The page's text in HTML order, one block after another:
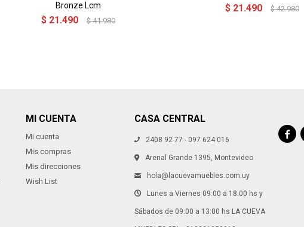
Bronze Lcm
$ 21.490 $ 41.980
$ 21.490 $ 42.980
MI CUENTA
Mi cuenta
Mis compras
Mis direcciones
Wish List
CASA CENTRAL
2408 92 77 - 097 624 016
Arenal Grande 1395, Montevideo
hola@lacuevamuebles.com.uy
Lunes a Viernes 09:00 a 18:00 hs y
Sábados de 09:00 a 13:00 hs LA CUEVA
